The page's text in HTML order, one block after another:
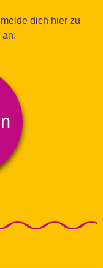
dich hier zu
an: